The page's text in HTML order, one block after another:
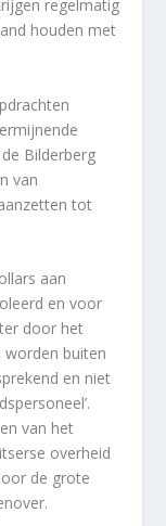
regelmatig
houden met
Bilderberg
van
tot
aan
en voor
door het
worden buiten
en niet
van het
overheid
de grote